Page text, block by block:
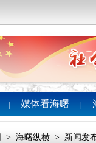
媒体看海曙
> 海曙纵横 > 新闻发